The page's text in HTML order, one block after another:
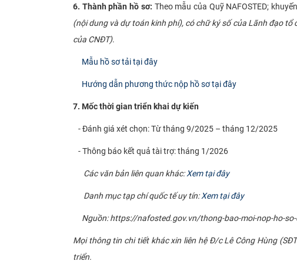
6. Thành phần hồ sơ: Theo mẫu của Quỹ NAFOSTED;
(nội dung và dự toán kinh phí), có chữ ký số của Lãnh đạo
của CNĐT).
Mẫu hồ sơ tải tại đây
Hướng dẫn phương thức nộp hồ sơ tại đây
7. Mốc thời gian triển khai dự kiến
- Đánh giá xét chọn: Từ tháng 9/2025 – tháng 12/2025
- Thông báo kết quả tài trợ: tháng 1/2026
Các văn bản liên quan khác:Xem tại đây
Danh mục tạp chí quốc tế uy tín: Xem tại đây
Nguồn: https://nafosted.gov.vn/thong-bao-moi-nop-ho-
Mọi thông tin chi tiết khác xin liên hệ Đ/c Lê Công Hùng
triển.